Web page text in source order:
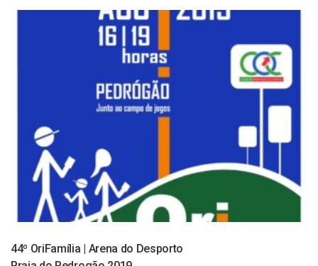
44º OriFamília | Arena do Desporto